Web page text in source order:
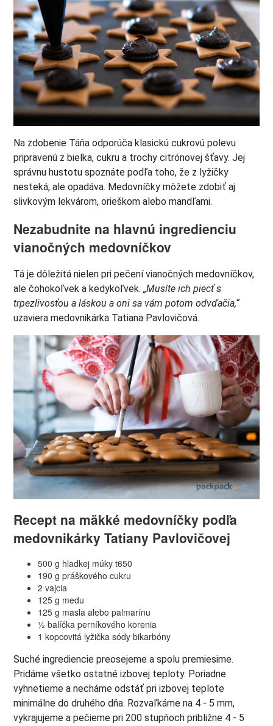
Na zdobenie Táňa odporúča klasickú cukrovú polevu
pripravenú z bielka, cukru a trochy citrónovej šťavy. Jej
správnu hustotu spoznáte podľa toho, že z lyžičky
nesteká, ale opadáva. Medovníčky môžete zdobiť aj
slivkovým lekvárom, orieškom alebo mandľami.
Nezabudnite na hlavnú ingredienciu
vianočných medovníčkov
Tá je dôležitá nielen pri pečení vianočných medovníčkov,
ale čohokoľvek a kedykoľvek. „Musíte ich piecť s
trpezlivosťou a láskou a oni sa vám potom odvďačia,“
uzaviera medovnikárka Tatiana Pavlovičová.
Recept na mäkké medovníčky podľa
medovnikárky Tatiany Pavlovičovej
500 g hladkej múky t650
190 g práškového cukru
2 vajcia
125 g medu
125 g masla alebo palmarínu
½ balíčka perníkového korenia
1 kopcovitá lyžička sódy bikarbóny
Suché ingrediencie preosejeme a spolu premiesime.
Pridáme všetko ostatné izbovej teploty. Poriadne
vyhnetieme a necháme odstáť pri izbovej teplote
minimálne do druhého dňa. Rozvaľkáme na 4 - 5 mm,
vykrajujeme a pečieme pri 200 stupňoch približne 4 - 5